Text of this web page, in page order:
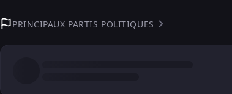
PRINCIPAUX PARTIS POLITIQUES